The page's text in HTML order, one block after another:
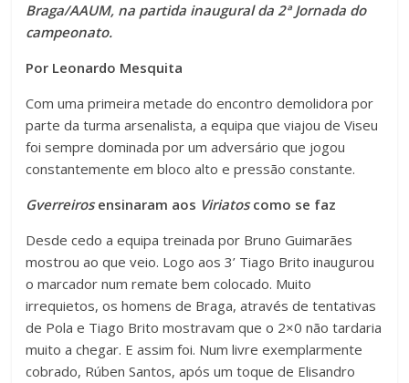
Braga/AAUM, na partida inaugural da 2ª Jornada do
campeonato.
Por Leonardo Mesquita
Com uma primeira metade do encontro demolidora por
parte da turma arsenalista, a equipa que viajou de Viseu
foi sempre dominada por um adversário que jogou
constantemente em bloco alto e pressão constante.
Gverreirosensinaram aos Viriatoscomo se faz
Desde cedo a equipa treinada por Bruno Guimarães
mostrou ao que veio. Logo aos 3’ Tiago Brito inaugurou
o marcador num remate bem colocado. Muito
irrequietos, os homens de Braga, através de tentativas
de Pola e Tiago Brito mostravam que o 2×0 não tardaria
muito a chegar. E assim foi. Num livre exemplarmente
cobrado, Rúben Santos, após um toque de Elisandro